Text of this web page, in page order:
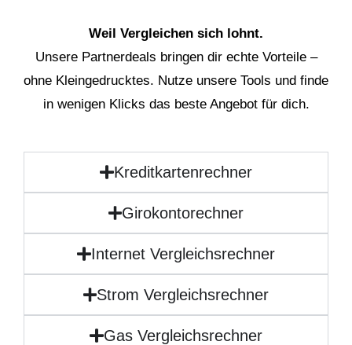
Weil Vergleichen sich lohnt.
Unsere Partnerdeals bringen dir echte Vorteile –
ohne Kleingedrucktes. Nutze unsere Tools und finde
in wenigen Klicks das beste Angebot für dich.
Kreditkartenrechner
Girokontorechner
Internet Vergleichsrechner
Strom Vergleichsrechner
Gas Vergleichsrechner